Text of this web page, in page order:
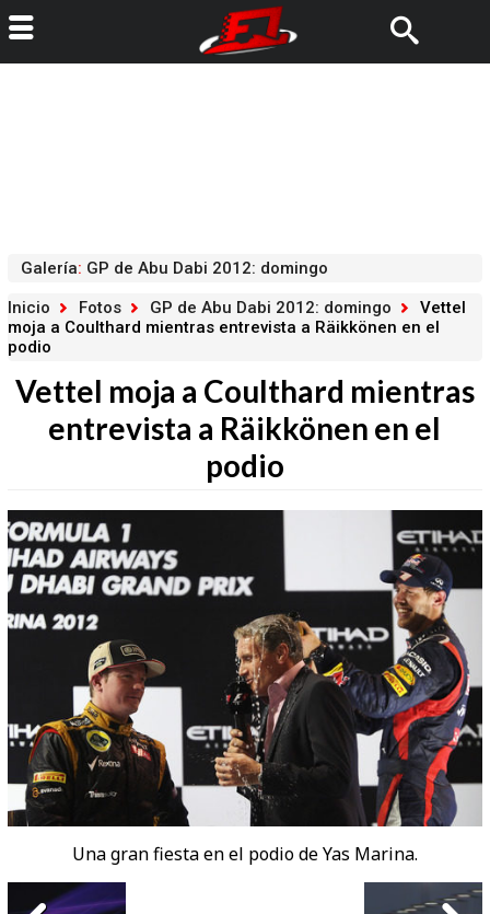
Galería: GP de Abu Dabi 2012: domingo
Inicio
Fotos GP de Abu Dabi 2012: domingo
Vettel
moja a Coulthard mientras entrevista a Räikkönen en el
podio
Vettel moja a Coulthard mientras
entrevista a Räikkönen en el
podio
Una gran fiesta en el podio de Yas Marina.